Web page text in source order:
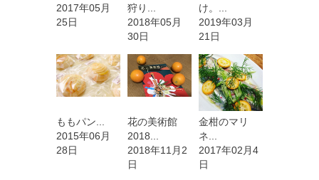
2017年05月
25日
狩り...
2018年05月
30日
け。...
2019年03月
21日
ももパン...
2015年06月
28日
花の美術館
2018...
2018年11月2
日
金柑のマリ
ネ...
2017年02月4
日